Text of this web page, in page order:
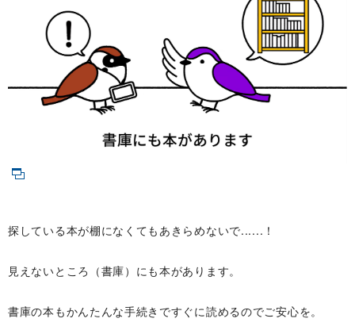
探している本が棚になくてもあきらめないで......！
見えないところ（書庫）にも本があります。
書庫の本もかんたんな手続きですぐに読めるのでご安心を。